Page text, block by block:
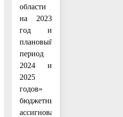
области
на 2023
год и
плановый
период
2024 и
2025
годов»
бюджетных
ассигнований,